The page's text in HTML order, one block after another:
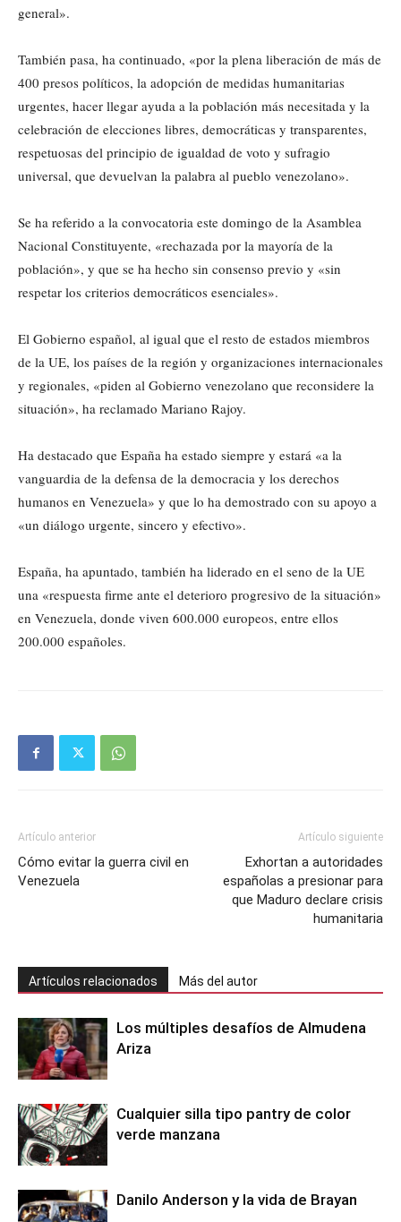
general».
También pasa, ha continuado, «por la plena liberación de más de
400 presos políticos, la adopción de medidas humanitarias
urgentes, hacer llegar ayuda a la población más necesitada y la
celebración de elecciones libres, democráticas y transparentes,
respetuosas del principio de igualdad de voto y sufragio
universal, que devuelvan la palabra al pueblo venezolano».
Se ha referido a la convocatoria este domingo de la Asamblea
Nacional Constituyente, «rechazada por la mayoría de la
población», y que se ha hecho sin consenso previo y «sin
respetar los criterios democráticos esenciales».
El Gobierno español, al igual que el resto de estados miembros
de la UE, los países de la región y organizaciones internacionales
y regionales, «piden al Gobierno venezolano que reconsidere la
situación», ha reclamado Mariano Rajoy.
Ha destacado que España ha estado siempre y estará «a la
vanguardia de la defensa de la democracia y los derechos
humanos en Venezuela» y que lo ha demostrado con su apoyo a
«un diálogo urgente, sincero y efectivo».
España, ha apuntado, también ha liderado en el seno de la UE
una «respuesta firme ante el deterioro progresivo de la situación»
en Venezuela, donde viven 600.000 europeos, entre ellos
200.000 españoles.
Artículo anterior
Cómo evitar la guerra civil en
Venezuela
Artículo siguiente
Exhortan a autoridades
españolas a presionar para
que Maduro declare crisis
humanitaria
Artículos relacionados Más del autor
Los múltiples desafíos de Almudena
Ariza
Cualquier silla tipo pantry de color
verde manzana
Danilo Anderson y la vida de Brayan